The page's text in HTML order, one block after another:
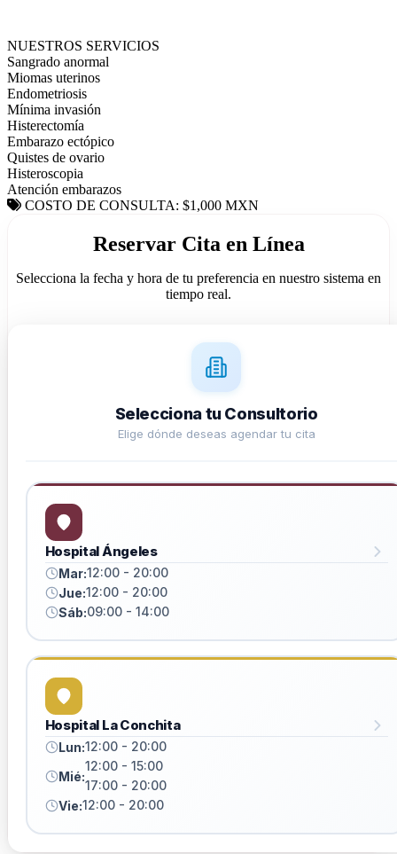
NUESTROS SERVICIOS
Sangrado anormal
Miomas uterinos
Endometriosis
Mínima invasión
Histerectomía
Embarazo ectópico
Quistes de ovario
Histeroscopia
Atención embarazos
COSTO DE CONSULTA: $1,000 MXN
Reservar Cita en Línea
Selecciona la fecha y hora de tu preferencia en nuestro sistema en
tiempo real.
Selecciona tu Consultorio
Elige dónde deseas agendar tu cita
Hospital Ángeles
Mar:12:00 - 20:00
Jue:12:00 - 20:00
Sáb:09:00 - 14:00
Hospital La Conchita
Lun:12:00 - 20:00
Mié:
12:00 - 15:00
17:00 - 20:00
Vie:12:00 - 20:00